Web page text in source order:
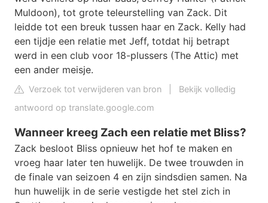
Muldoon), tot grote teleurstelling van Zack. Dit
leidde tot een breuk tussen haar en Zack. Kelly had
een tijdje een relatie met Jeff, totdat hij betrapt
werd in een club voor 18-plussers (The Attic) met
een ander meisje.
Verzoek tot verwijderen van bron
Bekijk volledig
antwoord op translate.google.com
Wanneer kreeg Zach een relatie met Bliss?
Zack besloot Bliss opnieuw het hof te maken en
vroeg haar later ten huwelijk. De twee trouwden in
de finale van seizoen 4 en zijn sindsdien samen. Na
hun huwelijk in de serie vestigde het stel zich in